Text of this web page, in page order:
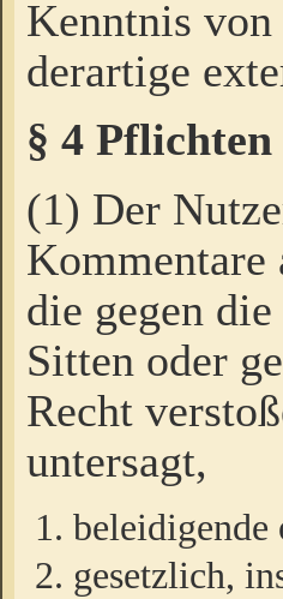
Kenntnis von
derartige
§ 4
(1) Der
die gegen
Sitten oder
Recht
untersagt,
gesetzlich,